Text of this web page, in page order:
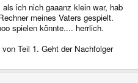
ich nich gaaanz klein war, hab
meines Vaters gespielt.
spielen könnte.... herrlich.
Teil 1. Geht der Nachfolger